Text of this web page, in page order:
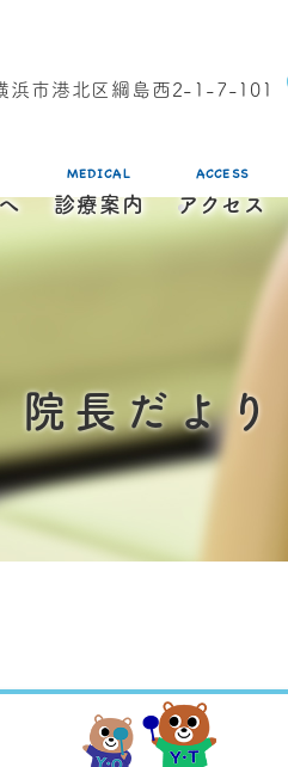
浜市港北区綱島西2-1-7-101
診療案内
MEDICAL
アクセス
ACCESS
院長だより